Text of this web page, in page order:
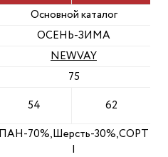
Основной каталог
ОСЕНЬ-ЗИМА
NEWVAY
75
54 62
ПАН-70%,Шерсть-30%,СОРТ